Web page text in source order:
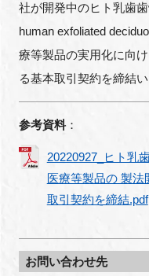
FAQ
イベントお知らせメール
社が開発中のヒト乳歯
human exfoliated
療等製品の実用化に向
る基本取引契約を締結い
参考資料：
20220927_ヒト乳
医療等製品の 製
取引契約を締結.pdf
お問い合わせ先